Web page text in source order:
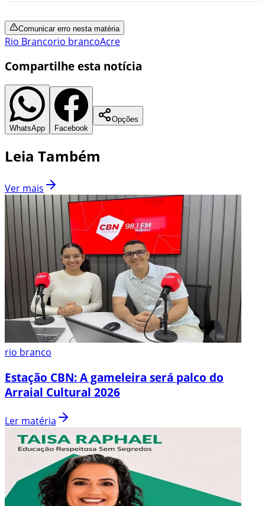
Comunicar erro nesta matéria
Rio Brancorio brancoAcre
Compartilhe esta notícia
WhatsApp Facebook
Opções
Leia Também
Ver mais
rio branco
Estação CBN: A gameleira será palco do
Arraial Cultural 2026
Ler matéria